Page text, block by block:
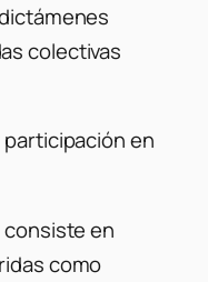
colectivas
en
consiste en
como